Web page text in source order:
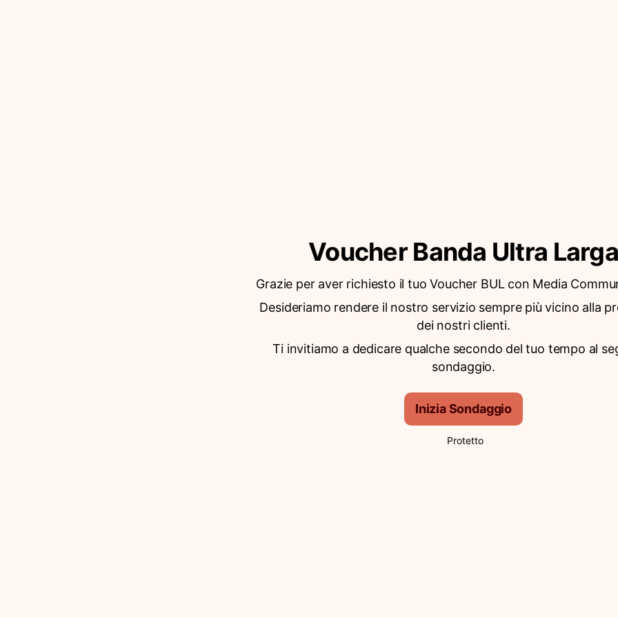
Voucher Banda Ultra Larga
Grazie per aver richiesto il tuo Voucher BUL con Media
Desideriamo rendere il nostro servizio sempre più vicino alla
dei nostri clienti.
Ti invitiamo a dedicare qualche secondo del tuo tempo al
sondaggio.
Inizia Sondaggio
Protetto